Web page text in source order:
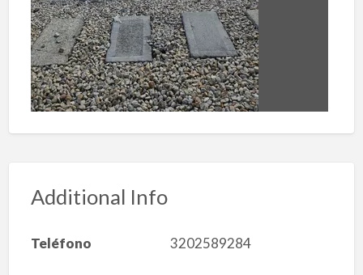
Additional Info
Teléfono 3202589284